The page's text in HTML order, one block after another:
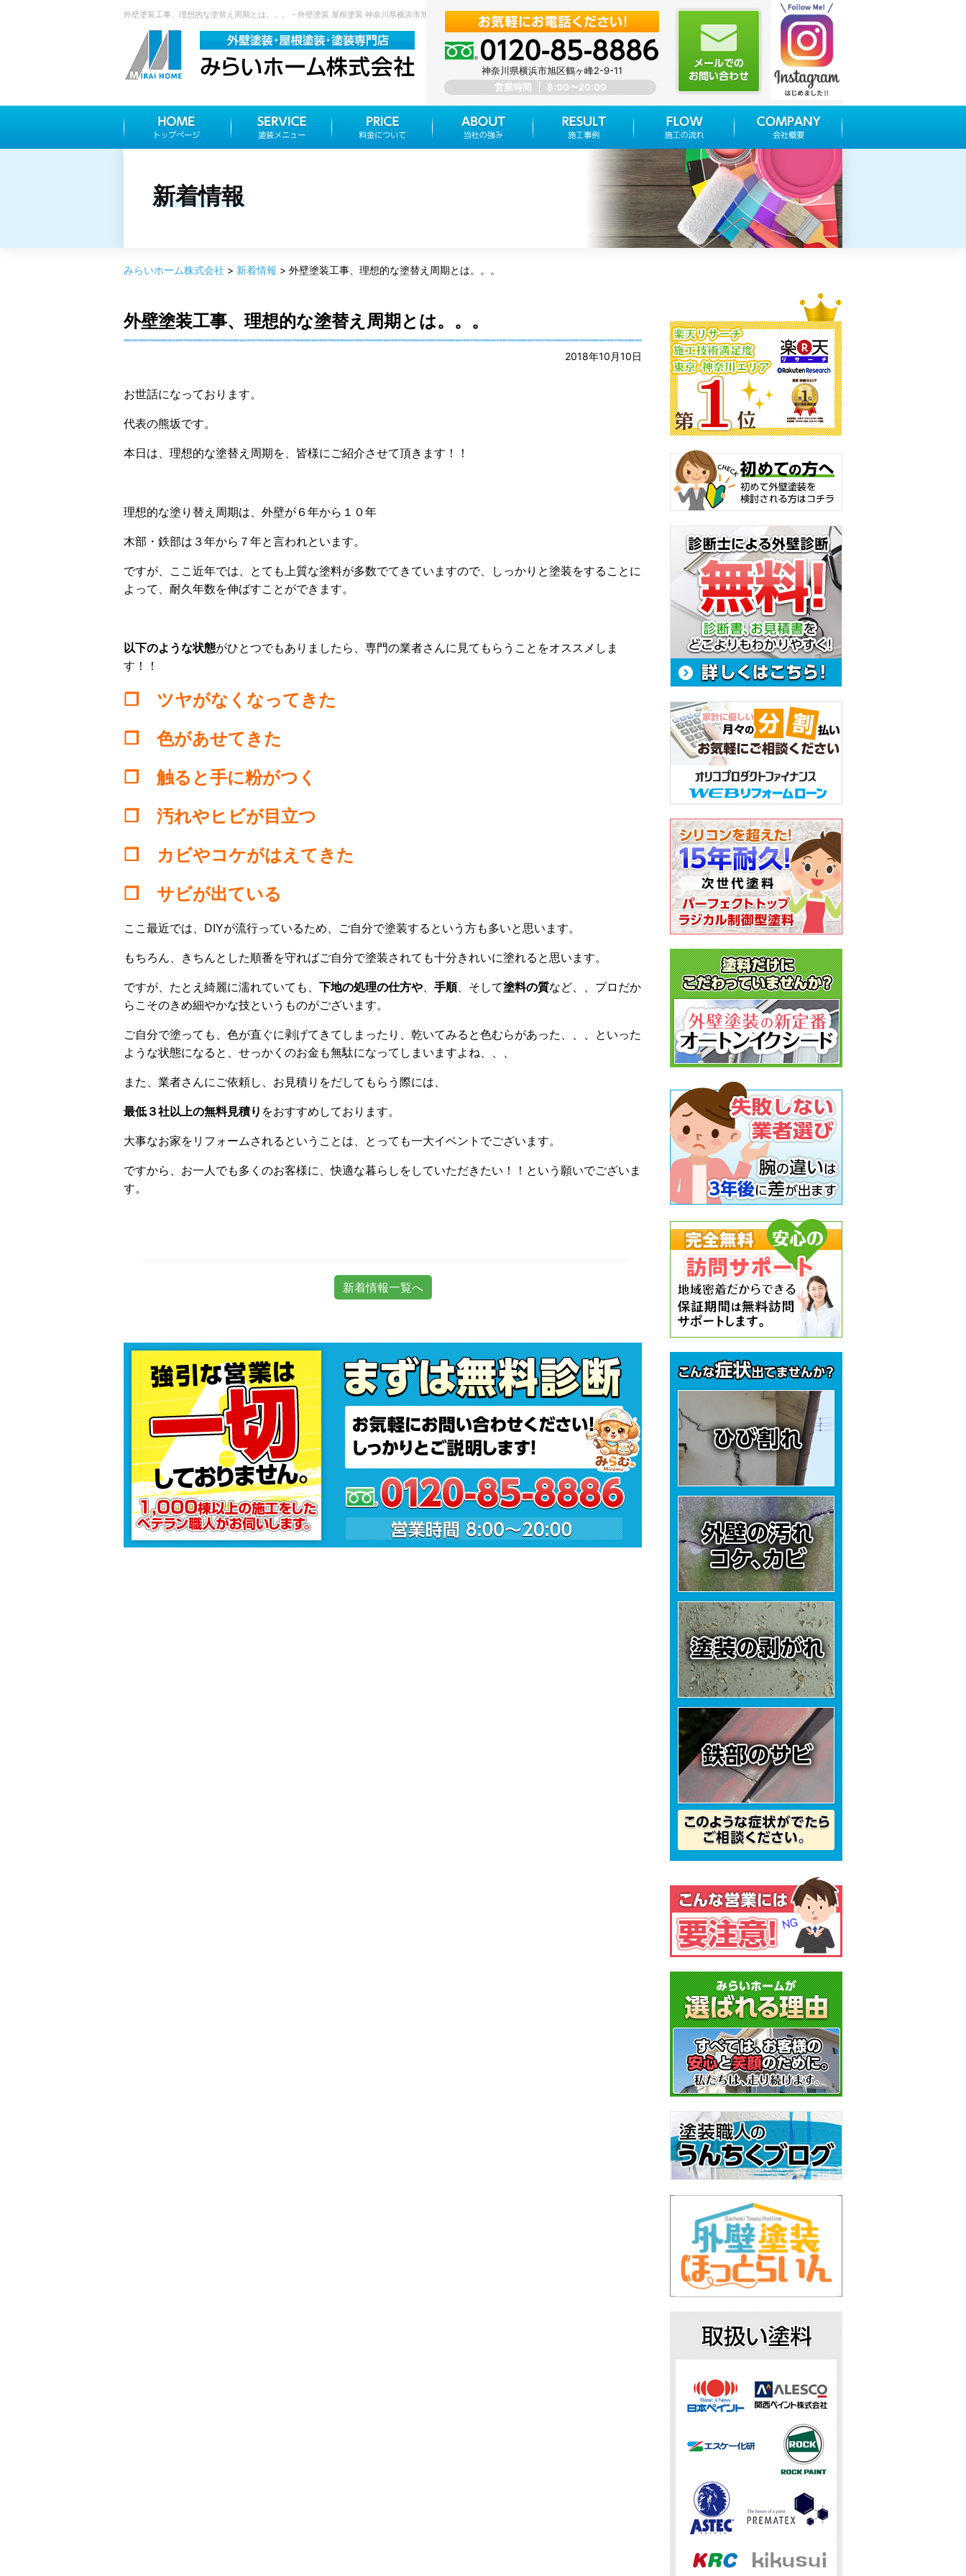
外壁塗装工事、理想的な塗替え周期とは。。。 - 外壁塗装 屋根塗装 神奈川県横浜市旭区 みらいホーム株式会社
神奈川県横浜市旭区鶴ヶ峰2-9-11
営業時間
8:00〜20:00
新着情報
みらいホーム株式会社 > 新着情報 > 外壁塗装工事、理想的な塗替え周期とは。。。
外壁塗装工事、理想的な塗替え周期とは。。。
2018年10月10日
お世話になっております。
代表の熊坂です。
本日は、理想的な塗替え周期を、皆様にご紹介させて頂きます！！
理想的な塗り替え周期は、外壁が６年から１０年
木部・鉄部は３年から７年と言われといます。
ですが、ここ近年では、とても上質な塗料が多数でてきていますので、しっかりと塗装をすることに
よって、耐久年数を伸ばすことができます。
以下のような状態がひとつでもありましたら、専門の業者さんに見てもらうことをオススメしま
す！！
❒ ツヤがなくなってきた
❒ 色があせてきた
❒ 触ると手に粉がつく
❒ 汚れやヒビが目立つ
❒ カビやコケがはえてきた
❒ サビが出ている
ここ最近では、DIYが流行っているため、ご自分で塗装するという方も多いと思います。
もちろん、きちんとした順番を守ればご自分で塗装されても十分きれいに塗れると思います。
ですが、たとえ綺麗に濡れていても、 下地の処理の仕方や、 手順、そして塗料の質など、、プロだか
らこそのきめ細やかな技というものがございます。
ご自分で塗っても、色が直ぐに剥げてきてしまったり、乾いてみると色むらがあった、、、といった
ような状態になると、せっかくのお金も無駄になってしまいますよね、、、
また、業者さんにご依頼し、お見積りをだしてもらう際には、
最低３社以上の無料見積り をおすすめしております。
大事なお家をリフォームされるということは、とっても一大イベントでございます。
ですから、お一人でも多くのお客様に、快適な暮らしをしていただきたい！！という願いでございま
す。
新着情報一覧へ